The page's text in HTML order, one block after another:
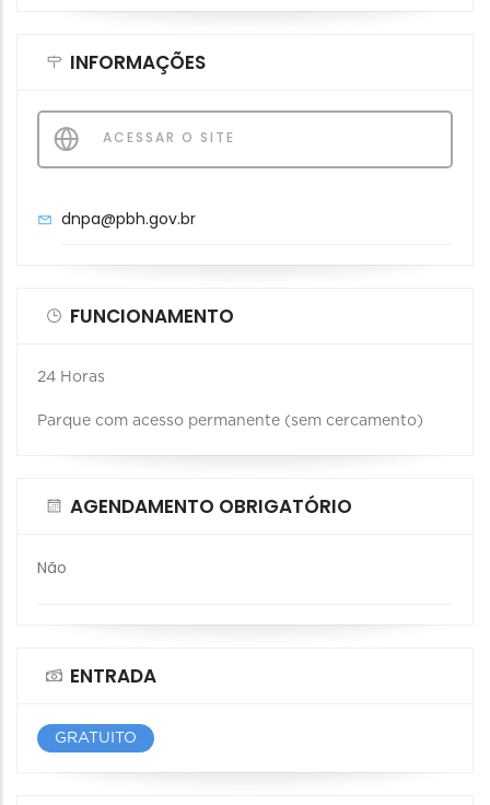
INFORMAÇÕES
ACESSAR O SITE
dnpa@pbh.gov.br
FUNCIONAMENTO
24 Horas
Parque com acesso permanente (sem cercamento)
AGENDAMENTO OBRIGATÓRIO
Não
ENTRADA
GRATUITO